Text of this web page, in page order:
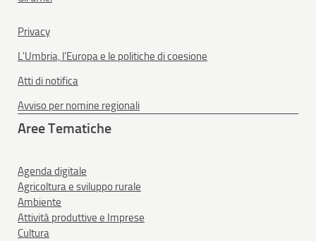
Privacy
L'Umbria, l'Europa e le politiche di coesione
Atti di notifica
Avviso per nomine regionali
Aree Tematiche
Agenda digitale
Agricoltura e sviluppo rurale
Ambiente
Attività produttive e Imprese
Cultura